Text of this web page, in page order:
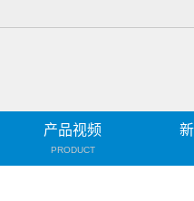
产品视频
PRODUCT